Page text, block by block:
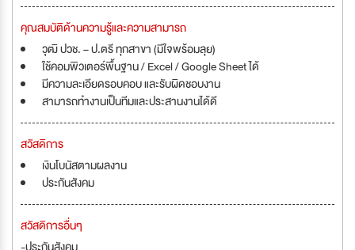
คุณสมบัติด้านความรู้และความสามารถ
วุฒิ ปวช. – ป.ตรี ทุกสาขา (มีใจพร้อมลุย)
ใช้คอมพิวเตอร์พื้นฐาน / Excel / Google Sheet ได้
มีความละเอียดรอบคอบ และรับผิดชอบงาน
สามารถทำงานเป็นทีมและประสานงานได้ดี
สวัสดิการ
เงินโบนัสตามผลงาน
ประกันสังคม
สวัสดิการอื่นๆ